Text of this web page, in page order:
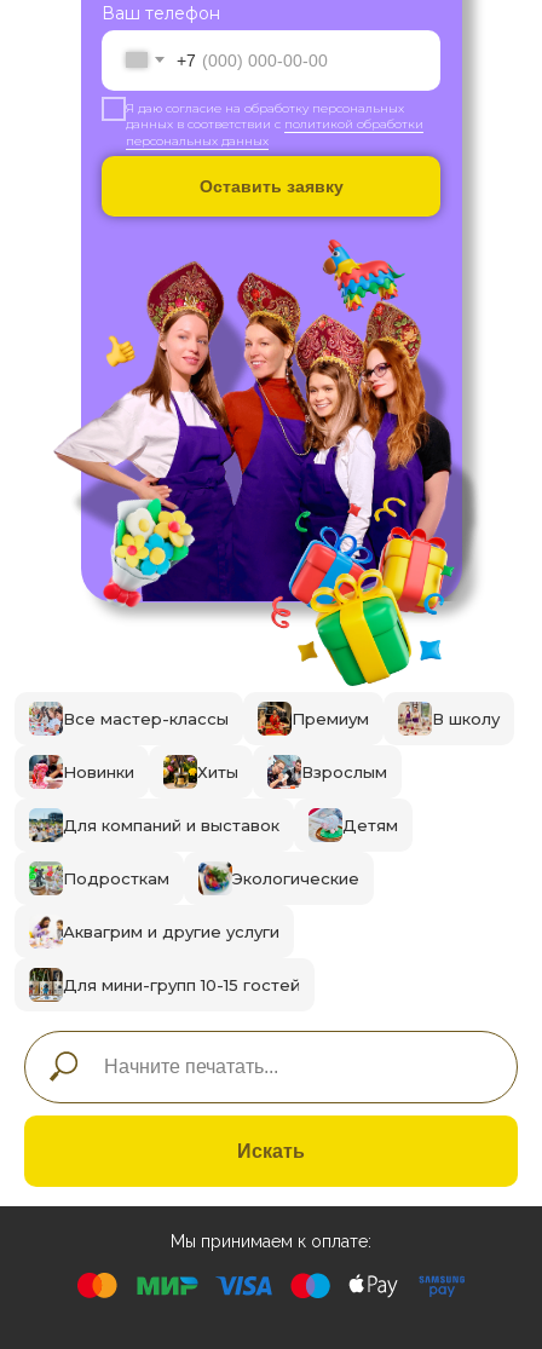
Ваш телефон
+7
Я даю согласие на обработку персональных
данных в соответствии с политикой обработки
персональных данных
Оставить заявку
Все мастер-классы Премиум В школу
Новинки Хиты Взрослым
Для компаний и выставок Детям
Подросткам Экологические
Аквагрим и другие услуги
Для мини-групп 10-15 гостей
Искать
Мы принимаем к оплате: